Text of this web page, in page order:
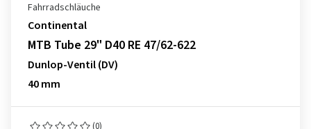
Fahrradschläuche
Continental
MTB Tube 29" D40 RE 47/62-622
Dunlop-Ventil (DV)
40 mm
(0)